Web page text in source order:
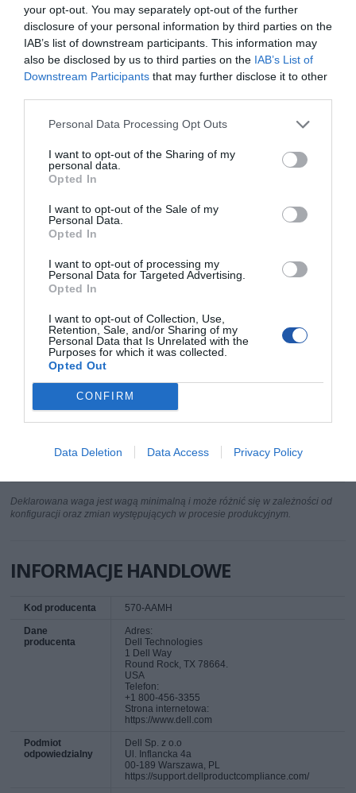
your opt-out. You may separately opt-out of the further
disclosure of your personal information by third parties on the
IAB’s list of downstream participants. This information may
also be disclosed by us to third parties on the IAB’s List of
Downstream Participants that may further disclose it to other
Personal Data Processing Opt Outs
I want to opt-out of the Sharing of my
personal data.
Opted In
I want to opt-out of the Sale of my
Personal Data.
Opted In
I want to opt-out of processing my
Personal Data for Targeted Advertising.
Opted In
I want to opt-out of Collection, Use,
Retention, Sale, and/or Sharing of my
Personal Data that Is Unrelated with the
Purposes for which it was collected.
Opted Out
CONFIRM
Data Deletion Data Access Privacy Policy
CECHY
Producent
Klasa produktu
Rodzaj myszy
Bezprzewodowa/y
Typ złącza USB
Maksymalna
Liczba
przycisków
2
Pokrętło 1
Podświetlenie
LED
Nie
www.dell.com [LINK]
Deklarowana waga jest wagą minimalną i może różnić się w zależności od
konfiguracji oraz zmian występujących w procesie produkcyjnym.
INFORMACJE HANDLOWE
Kod producenta 570-AAMH
Dane
producenta
Adres:
Dell Technologies
1 Dell Way
Round Rock, TX 78664.
USA
Telefon:
+1 800-456-3355
Strona internetowa:
https://www.dell.com
Podmiot
odpowiedzialny
Dell Sp. z o.o
Ul. Inflancka 4a
00-189 Warszawa, PL
https://support.dellproductcompliance.com/